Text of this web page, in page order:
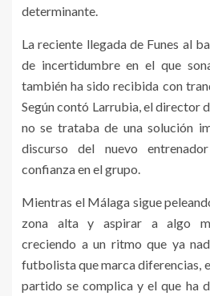
determinante.
La reciente llegada de Funes al
de incertidumbre en el que
también ha sido recibida con
Según contó Larrubia, el director
no se trataba de una solución
discurso del nuevo
confianza en el grupo.
Mientras el Málaga sigue
zona alta y aspirar a algo
creciendo a un ritmo que ya
futbolista que marca diferencias,
partido se complica y el que ha